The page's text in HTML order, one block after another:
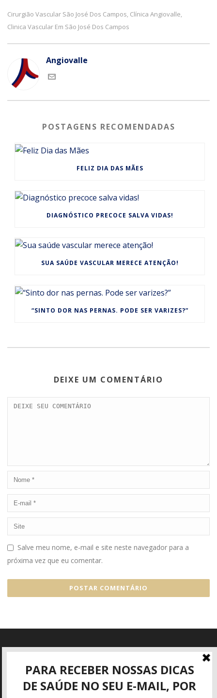
Cirurgião Vascular São José Dos Campos, Clínica Angiovalle,
Clinica Vascular Em São José Dos Campos
Angiovalle
POSTAGENS RECOMENDADAS
FELIZ DIA DAS MÃES
DIAGNÓSTICO PRECOCE SALVA VIDAS!
SUA SAÚDE VASCULAR MERECE ATENÇÃO!
“SINTO DOR NAS PERNAS. PODE SER VARIZES?”
DEIXE UM COMENTÁRIO
Salve meu nome, e-mail e site neste navegador para a
próxima vez que eu comentar.
Rua José Mattar, 40
São José dos Campos - SP